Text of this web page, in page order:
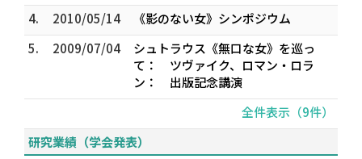
4.
2010/05/14
《影のない女》シンポジウム
5.
2009/07/04
シュトラウス《無口な女》を巡っ
て： ツヴァイク、ロマン・ロラ
ン： 出版記念講演
全件表示（9件）
研究業績（学会発表）